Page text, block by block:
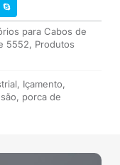
para Cabos de
5552, Produtos
, Içamento,
, porca de